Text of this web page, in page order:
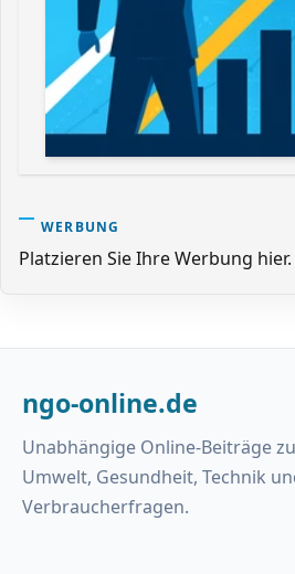
WERBUNG
Platzieren Sie Ihre Werbung hier.
ngo-online.de
Unabhängige Online-Beiträge
Umwelt, Gesundheit, Technik
Verbraucherfragen.